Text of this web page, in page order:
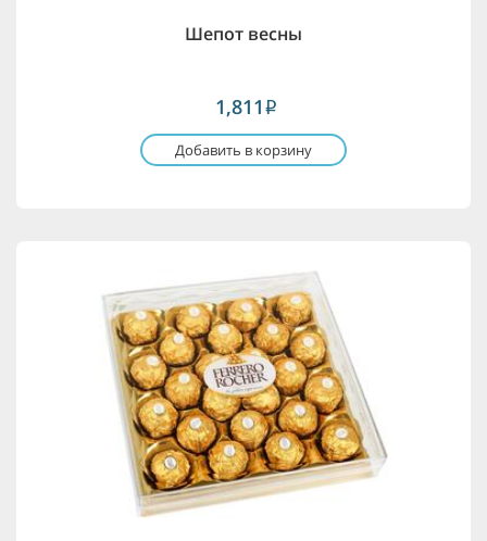
Шепот весны
1,811 i
Добавить в корзину